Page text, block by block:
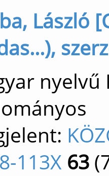
László
nyelvű
113X 63